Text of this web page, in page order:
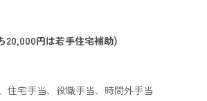
円は若手住宅補助)
住宅手当、役職手当、時間外手当